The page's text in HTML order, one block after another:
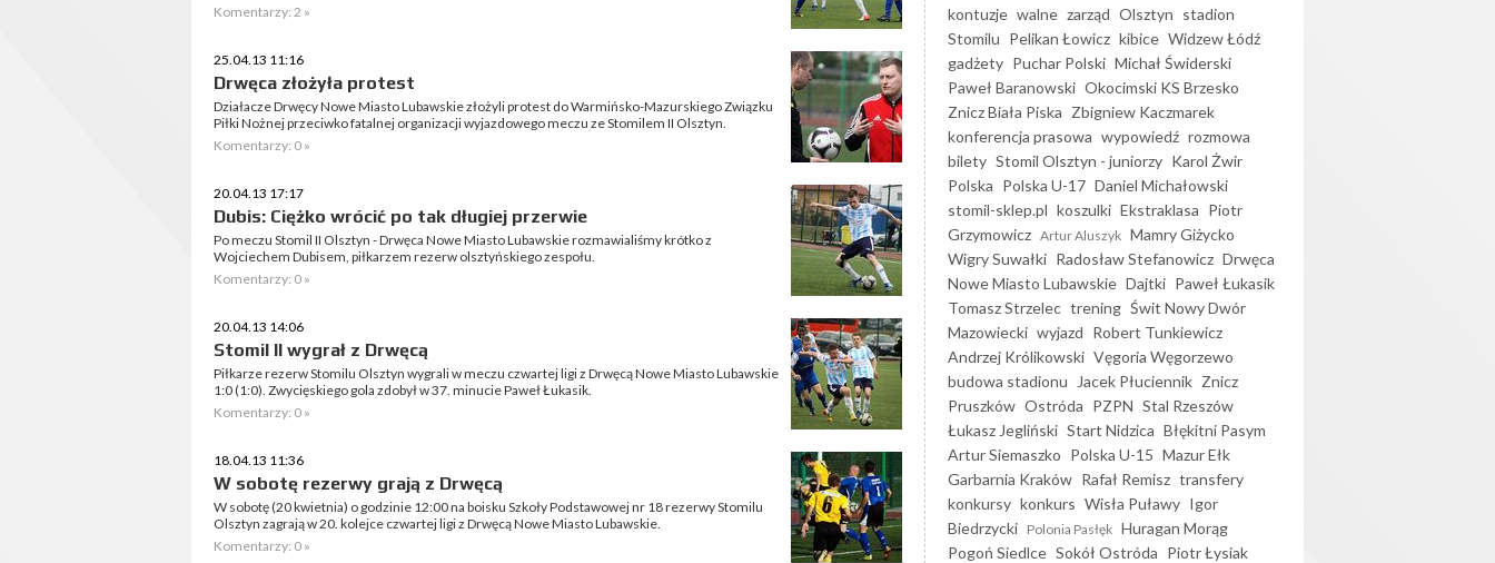
Komentarzy: 2 »
25.04.13 11:16
Drwęca złożyła protest
Działacze Drwęcy Nowe Miasto Lubawskie złożyli protest do Warmińsko-Mazurskiego Związku
Piłki Nożnej przeciwko fatalnej organizacji wyjazdowego meczu ze Stomilem II Olsztyn.
Komentarzy: 0 »
20.04.13 17:17
Dubis: Ciężko wrócić po tak długiej przerwie
Po meczu Stomil II Olsztyn - Drwęca Nowe Miasto Lubawskie rozmawialiśmy krótko z
Wojciechem Dubisem, piłkarzem rezerw olsztyńskiego zespołu.
Komentarzy: 0 »
20.04.13 14:06
Stomil II wygrał z Drwęcą
Piłkarze rezerw Stomilu Olsztyn wygrali w meczu czwartej ligi z Drwęcą Nowe Miasto Lubawskie
1:0 (1:0). Zwycięskiego gola zdobył w 37. minucie Paweł Łukasik.
Komentarzy: 0 »
18.04.13 11:36
W sobotę rezerwy grają z Drwęcą
W sobotę (20 kwietnia) o godzinie 12:00 na boisku Szkoły Podstawowej nr 18 rezerwy Stomilu
Olsztyn zagrają w 20. kolejce czwartej ligi z Drwęcą Nowe Miasto Lubawskie.
Komentarzy: 0 »
kontuzje walne zarząd Olsztyn stadion
Stomilu Pelikan Łowicz kibice Widzew Łódź
gadżety Puchar Polski Michał Świderski
Paweł Baranowski Okocimski KS Brzesko
Znicz Biała Piska Zbigniew Kaczmarek
konferencja prasowa wypowiedź rozmowa
bilety Stomil Olsztyn - juniorzy Karol Żwir
Polska Polska U-17 Daniel Michałowski
stomil-sklep.pl koszulki Ekstraklasa Piotr
Grzymowicz Artur Aluszyk Mamry Giżycko
Wigry Suwałki Radosław Stefanowicz Drwęca
Nowe Miasto Lubawskie Dajtki Paweł Łukasik
Tomasz Strzelec trening Świt Nowy Dwór
Mazowiecki wyjazd Robert Tunkiewicz
Andrzej Królikowski Vęgoria Węgorzewo
budowa stadionu
Jacek Płuciennik Znicz
Pruszków Ostróda PZPN Stal Rzeszów
Łukasz Jegliński Start Nidzica Błękitni Pasym
Artur Siemaszko Polska U-15 Mazur Ełk
Garbarnia Kraków Rafał Remisz transfery
konkursy konkurs Wisła Puławy Igor
Biedrzycki Polonia Pasłęk Huragan Morąg
Pogoń Siedlce Sokół Ostróda Piotr Łysiak